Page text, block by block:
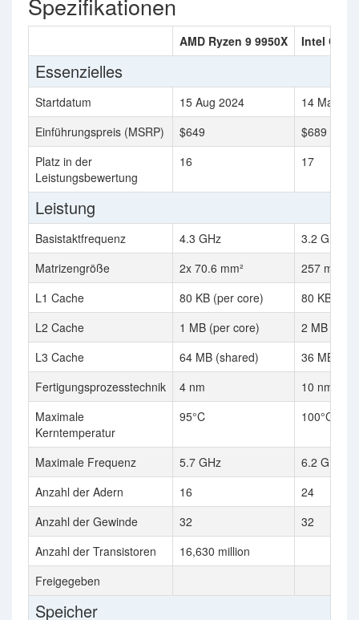
AMD Ryzen 9 9950X Intel Core
Essenzielles
Startdatum 15 Aug 2024
14 Mar
Einführungspreis (MSRP)
$649
$689
Platz in der
Leistungsbewertung
16 17
Leistung
Basistaktfrequenz 4.3 GHz
3.2 GHz
Matrizengröße
2x 70.6 mm²
257 mm²
L1 Cache
80 KB (per core)
80 KB
L2 Cache
1 MB (per core)
2 MB (per
L3 Cache
64 MB (shared)
36 MB
Fertigungsprozesstechnik
4 nm
10 nm
Maximale
Kerntemperatur
95°C 100°C
Maximale Frequenz 5.7 GHz
6.2 GHz
Anzahl der Adern
16
24
Anzahl der Gewinde
32
32
Anzahl der Transistoren
16,630 million
Freigegeben
Speicher